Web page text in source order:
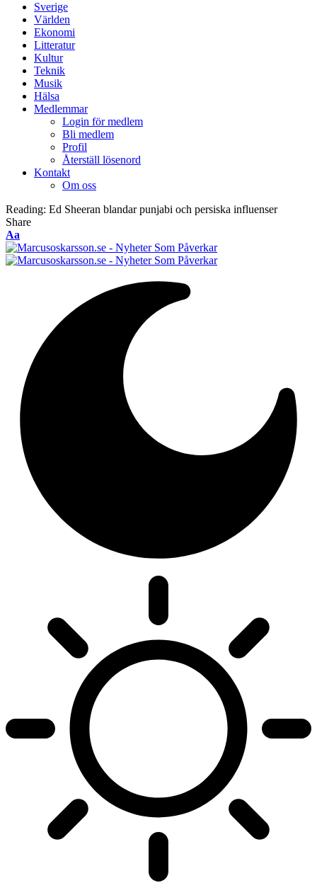
Sverige
Världen
Ekonomi
Litteratur
Kultur
Teknik
Musik
Hälsa
Medlemmar
Login för medlem
Bli medlem
Profil
Återställ lösenord
Kontakt
Om oss
Reading: Ed Sheeran blandar punjabi och persiska influenser
Share
Font
Resizer
Aa